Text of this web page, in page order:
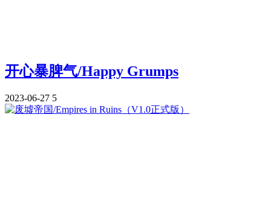
开心暴脾气/Happy Grumps
2023-06-27 5